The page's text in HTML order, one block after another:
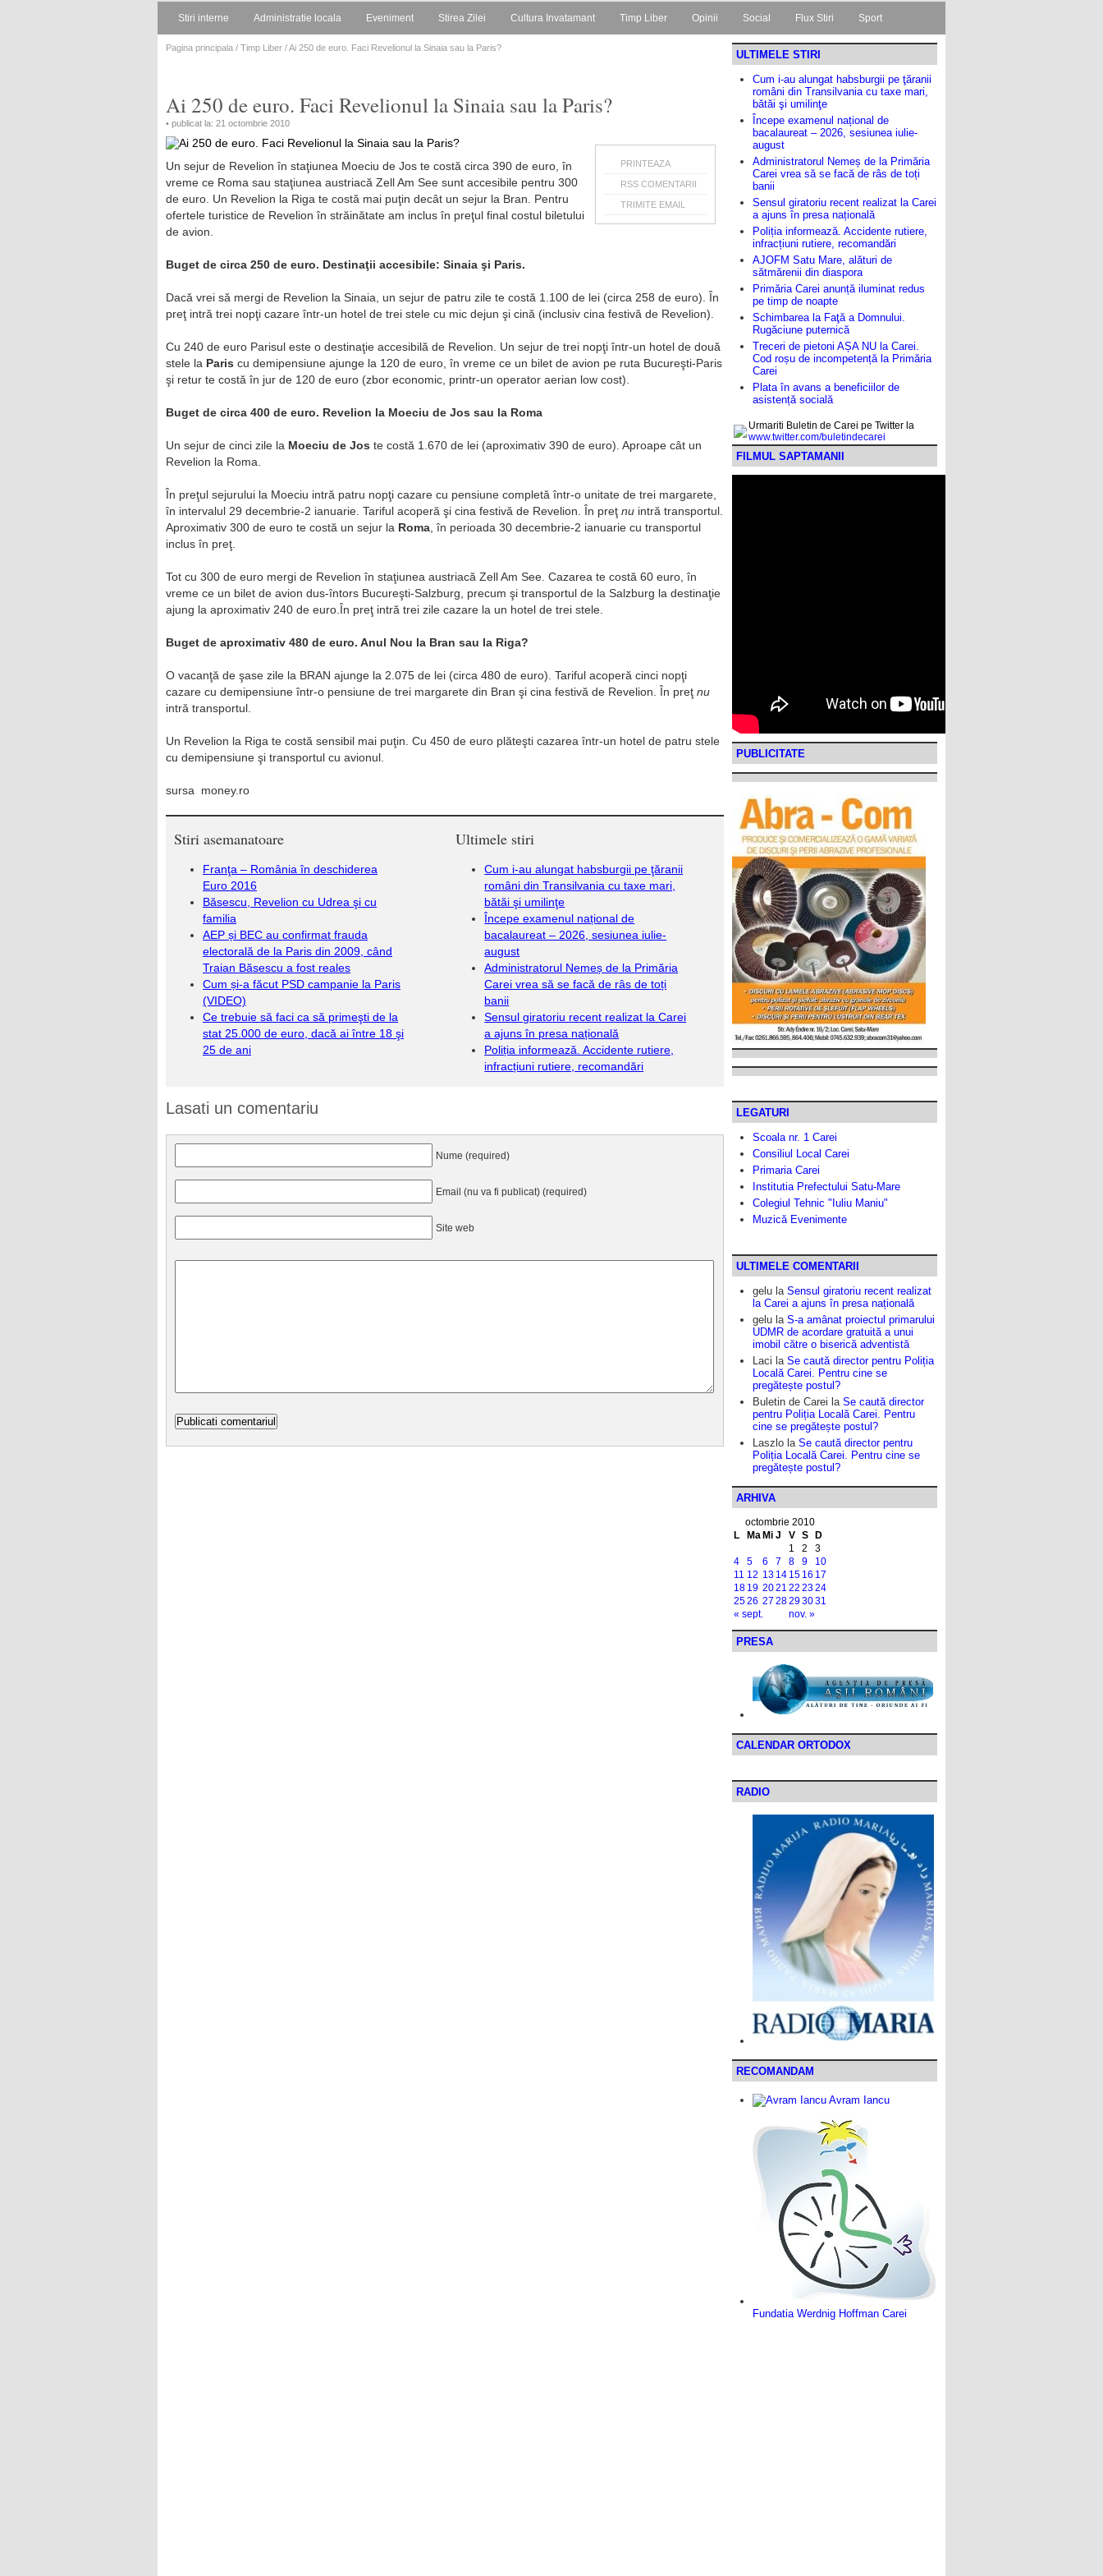
Stiri interne Administratie locala Eveniment Stirea Zilei Cultura Invatamant Timp Liber Opinii Social Flux Stiri Sport
Pagina principala / Timp Liber / Ai 250 de euro. Faci Revelionul la Sinaia sau la Paris?
Ai 250 de euro. Faci Revelionul la Sinaia sau la Paris?
• publicat la: 21 octombrie 2010
PRINTEAZA
RSS COMENTARII
TRIMITE EMAIL
Un sejur de Revelion în staţiunea Moeciu de Jos te costă circa 390 de euro, în
vreme ce Roma sau staţiunea austriacă Zell Am See sunt accesibile pentru 300
de euro. Un Revelion la Riga te costă mai puţin decât un sejur la Bran. Pentru
ofertele turistice de Revelion în străinătate am inclus în preţul final costul biletului
de avion.
Buget de circa 250 de euro. Destinaţii accesibile: Sinaia şi Paris.
Dacă vrei să mergi de Revelion la Sinaia, un sejur de patru zile te costă 1.100 de lei (circa 258 de euro). În
preţ intră trei nopţi cazare într-un hotel de trei stele cu mic dejun şi cină (inclusiv cina festivă de Revelion).
Cu 240 de euro Parisul este o destinaţie accesibilă de Revelion. Un sejur de trei nopţi într-un hotel de două
stele la Paris cu demipensiune ajunge la 120 de euro, în vreme ce un bilet de avion pe ruta Bucureşti-Paris
şi retur te costă în jur de 120 de euro (zbor economic, printr-un operator aerian low cost).
Buget de circa 400 de euro. Revelion la Moeciu de Jos sau la Roma
Un sejur de cinci zile la Moeciu de Jos te costă 1.670 de lei (aproximativ 390 de euro). Aproape cât un
Revelion la Roma.
În preţul sejurului la Moeciu intră patru nopţi cazare cu pensiune completă într-o unitate de trei margarete,
în intervalul 29 decembrie-2 ianuarie. Tariful acoperă şi cina festivă de Revelion. În preţ nu intră transportul.
Aproximativ 300 de euro te costă un sejur la Roma , în perioada 30 decembrie-2 ianuarie cu transportul
inclus în preţ.
Tot cu 300 de euro mergi de Revelion în staţiunea austriacă Zell Am See. Cazarea te costă 60 euro, în
vreme ce un bilet de avion dus-întors Bucureşti-Salzburg, precum şi transportul de la Salzburg la destinaţie
ajung la aproximativ 240 de euro.În preţ intră trei zile cazare la un hotel de trei stele.
Buget de aproximativ 480 de euro. Anul Nou la Bran sau la Riga?
O vacanţă de şase zile la BRAN ajunge la 2.075 de lei (circa 480 de euro). Tariful acoperă cinci nopţi
cazare cu demipensiune într-o pensiune de trei margarete din Bran şi cina festivă de Revelion. În preţ nu
intră transportul.
Un Revelion la Riga te costă sensibil mai puţin. Cu 450 de euro plăteşti cazarea într-un hotel de patru stele
cu demipensiune şi transportul cu avionul.
sursa money.ro
Stiri asemanatoare
Franţa – România în deschiderea
Euro 2016
Băsescu, Revelion cu Udrea şi cu
familia
AEP și BEC au confirmat frauda
electorală de la Paris din 2009, când
Traian Băsescu a fost reales
Cum și-a făcut PSD campanie la Paris
(VIDEO)
Ce trebuie să faci ca să primeşti de la
stat 25.000 de euro, dacă ai între 18 şi
25 de ani
Ultimele stiri
Cum i-au alungat habsburgii pe ţăranii
români din Transilvania cu taxe mari,
bătăi şi umilinţe
Începe examenul național de
bacalaureat – 2026, sesiunea iulie-
august
Administratorul Nemeș de la Primăria
Carei vrea să se facă de râs de toți
banii
Sensul giratoriu recent realizat la Carei
a ajuns în presa națională
Poliția informează. Accidente rutiere,
infracțiuni rutiere, recomandări
Lasati un comentariu
Nume (required)
Email (nu va fi publicat) (required)
Site web
ULTIMELE STIRI
Cum i-au alungat habsburgii pe ţăranii
români din Transilvania cu taxe mari,
bătăi şi umilinţe
Începe examenul național de
bacalaureat – 2026, sesiunea iulie-
august
Administratorul Nemeș de la Primăria
Carei vrea să se facă de râs de toți
banii
Sensul giratoriu recent realizat la Carei
a ajuns în presa națională
Poliția informează. Accidente rutiere,
infracțiuni rutiere, recomandări
AJOFM Satu Mare, alături de
sătmărenii din diaspora
Primăria Carei anunță iluminat redus
pe timp de noapte
Schimbarea la Faţă a Domnului.
Rugăciune puternică
Treceri de pietoni AȘA NU la Carei.
Cod roșu de incompetență la Primăria
Carei
Plata în avans a beneficiilor de
asistență socială
Urmariti Buletin de Carei pe Twitter la
www.twitter.com/buletindecarei
FILMUL SAPTAMANII
PUBLICITATE
LEGATURI
Scoala nr. 1 Carei
Consiliul Local Carei
Primaria Carei
Institutia Prefectului Satu-Mare
Colegiul Tehnic "Iuliu Maniu"
Muzică Evenimente
ULTIMELE COMENTARII
gelu la Sensul giratoriu recent realizat
la Carei a ajuns în presa națională
gelu la S-a amânat proiectul primarului
UDMR de acordare gratuită a unui
imobil către o biserică adventistă
Laci la Se caută director pentru Poliția
Locală Carei. Pentru cine se
pregătește postul?
Buletin de Carei la Se caută director
pentru Poliția Locală Carei. Pentru
cine se pregătește postul?
Laszlo la Se caută director pentru
Poliția Locală Carei. Pentru cine se
pregătește postul?
ARHIVA
octombrie 2010
L
Ma Mi J V S D
« sept. nov. »
1 2
3
4
5 6 7 8 9
10
11 12 13 14 15 16 17
18 19 2021 22 2324
2526 27 28293031
PRESA
CALENDAR ORTODOX
RADIO
RECOMANDAM
Avram Iancu
Fundatia Werdnig Hoffman Carei